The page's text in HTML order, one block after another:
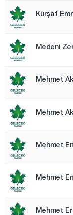
Kürşat
Medeni
Mehmet
Mehmet
Mehmet
Mehmet
Mehmet